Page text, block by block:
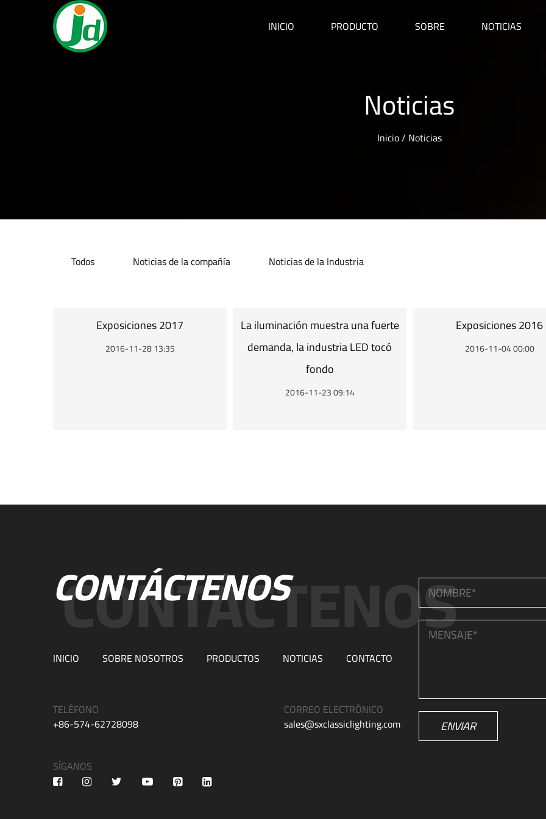
INICIO PRODUCTO SOBRE NOTICIAS
Noticias
Inicio/ Noticias
Todos Noticias de la compañía Noticias de la Industria
Exposiciones 2017
2016-11-28 13:35
La iluminación muestra una fuerte
demanda, la industria LED tocó
fondo
2016-11-23 09:14
Exposiciones 2016
2016-11-04 00:00
CONTÁCTENOS
INICIO SOBRE NOSOTROS PRODUCTOS NOTICIAS CONTACTO
TELÉFONO
+86-574-62728098
CORREO ELECTRÓNICO
sales@sxclassiclighting.com
SÍGANOS
ENVIAR